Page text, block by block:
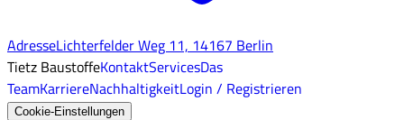
AdresseLichterfelder Weg 11, 14167 Berlin
Tietz BaustoffeKontaktServicesDas
TeamKarriereNachhaltigkeitLogin / Registrieren
Cookie-Einstellungen